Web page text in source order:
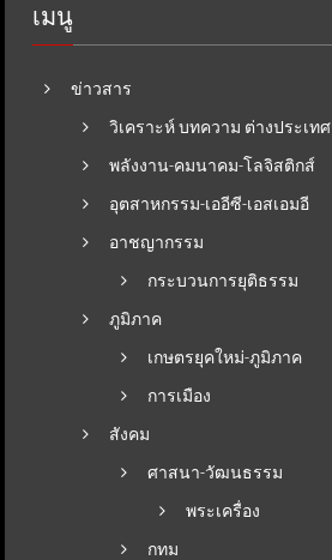
เมนู
ข่าวสาร
วิเคราะห์ บทความ ต่างประเทศ
พลังงาน-คมนาคม-โลจิสติกส์
อุตสาหกรรม-เออีซี-เอสเอมอี
อาชญากรรม
กระบวนการยุติธรรม
ภูมิภาค
เกษตรยุคใหม่-ภูมิภาค
การเมือง
สังคม
ศาสนา-วัฒนธรรม
พระเครื่อง
กทม